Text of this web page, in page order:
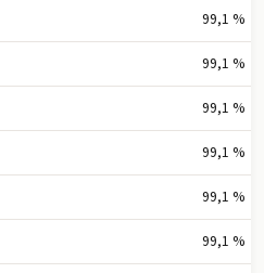
99,1 %
99,1 %
99,1 %
99,1 %
99,1 %
99,1 %